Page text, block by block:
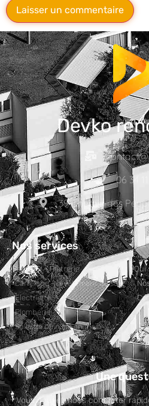
Devko
06 34
39 Chemin des
Nos services
Peinture - Plâtrerie
Carrelage - revêtement de sols
Electricité
Plomberie
Salle de bain clé en main
Qui
Une
Vous pouvez nous contacter